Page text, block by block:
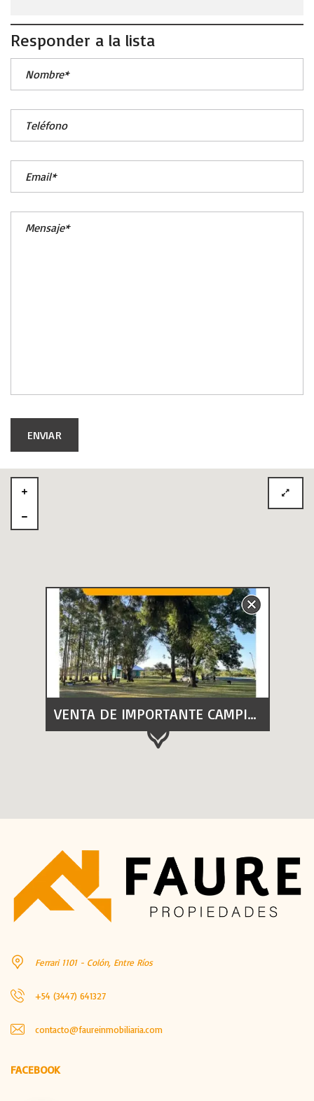
Responder a la lista
VENTA DE IMPORTANTE CAMPING "EL GAUCHITO"
Ferrari 1101 - Colón, Entre Ríos
+54 (3447) 641327
contacto@faureinmobiliaria.com
FACEBOOK